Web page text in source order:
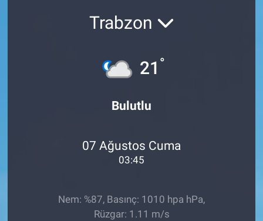
Trabzon
21 °
Bulutlu
07 Ağustos Cuma
03:45
Nem: %87, Basınç: 1010 hpa hPa,
Rüzgar: 1.11 m/s